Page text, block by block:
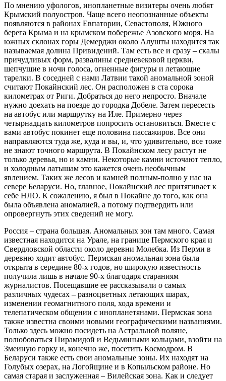
По мнению уфологов, инопланетные визитеры очень любят
Крымский полуостров. Чаще всего неопознанные объекты
появляются в районах Евпатории, Севастополя, Южного
берега Крыма и на крымском побережье Азовского моря. На
южных склонах горы Демерджи около Алушты находится так
называемая долина Привидений. Там есть все и сразу – скалы
причудливых форм, развалины средневековой церкви,
шепчущие в ночи голоса, огненные фигуры и летающие
тарелки. В соседней с нами Латвии такой аномальной зоной
считают Покайнский лес. Он расположен в ста сорока
километрах от Риги. Добраться до него непросто. Вначале
нужно доехать на поезде до городка Добеле. Затем пересесть
на автобус или маршрутку на Иле. Примерно через
четырнадцать километров попросить остановиться. Вместе с
вами автобус покинет еще половина пассажиров. Все они
направляются туда же, куда и вы, и, что удивительно, все тоже
не знают точного маршрута. В Покайнском лесу растут не
только деревья, но и камни. Некоторые камни источают тепло,
и холодным латышам это кажется очень необычным
явлением. Таких же лесов и камней полным-полно у нас на
севере Беларуси. Но, главное, Покайнский лес притягивает к
себе НЛО. К сожалению, я был в Покайне до того, как она
была объявлена аномалией, а потому подтвердить или
опровергнуть этих сведений не могу.
Россия – страна большая. Аномальных зон там много. Самая
известная находится на Урале, на границе Пермского края и
Свердловской области около деревни Молебка. Из Перми в
деревню ходит автобус. Пермская аномальная зона была
открыта в середине 80-х годов, но широкую известность
получила лишь в начале 90-х благодаря стараниям
журналистов. Посещавшие ее рассказывали о самых
различных чудесах – разноцветных летающих шарах,
изменении геомагнитного поля, хода времени и
телепатическом общении с инопланетянами. Пермская зона
также известна своими новыми географическими названиями.
Только здесь можно посидеть на Астральной поляне,
полюбоваться Пирамидой и Ведьмиными кольцами, взойти на
Змеиную горку и, конечно же, посетить Космодром. В
Беларуси также есть свои аномальные зоны. Их находят на
Голубых озерах, на Логойщине и в Копыльском районе. Но
самая старая и заслуженная – Вилейская зона. Как и следует